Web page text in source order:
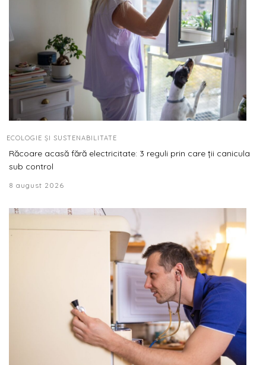
ECOLOGIE ȘI SUSTENABILITATE
Răcoare acasă fără electricitate: 3 reguli prin care ții canicula
sub control
8 august 2026